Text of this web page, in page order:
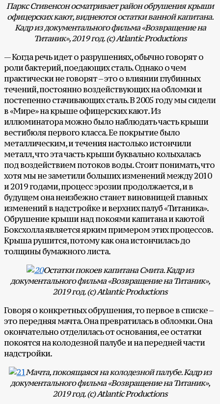
Паркс Стивенсон осматривает район обрушения крыши
офицерских кают, виднеются остатки ванной капитана.
Кадр из документального фильма «Возвращение на
Титаник», 2019 год. (с) Atlantic Productions
— Когда речь идет о разрушениях, обычно говорят о
роли бактерий, поедающих сталь. Однако о чем
практически не говорят – это о влиянии глубинных
течений, постоянно воздействующих на обломки и
постепенно стачивающих сталь. В 2005 году мы сидели
в «Мире» на крыше офицерских кают. Из
иллюминатора можно было наблюдать часть крыши
вестибюля первого класса. Ее покрытие было
металлическим, и течения настолько истончили
металл, что эта часть крыши буквально колыхалась
под воздействием потоков воды. Стоит понимать, что
хотя мы не заметили больших изменений между 2010
и 2019 годами, процесс эрозии продолжается, и в
будущем она неизбежно станет виновницей главных
изменений в надстройке и верхних палуб «Титаника».
Обрушение крыши над покоями капитана и каютой
Боксхолла является ярким примером этих процессов.
Крыша рушится, потому как она истончилась до
толщины бумажного листа.
Остатки покоев капитана Смита. Кадр из
документального фильма «Возвращение на Титаник»,
2019 год. (с) Atlantic Productions
Говоря о конкретных обрушения, то первое в списке –
это передняя мачта. Она превратилась в обломки. Она
окончательно отделилась от основания, ее остатки
покоятся на колодезной палубе и на передней части
надстройки.
Мачта, покоящаяся на колодезной палубе. Кадр из
документального фильма «Возвращение на Титаник»,
2019 год. (с) Atlantic Productions